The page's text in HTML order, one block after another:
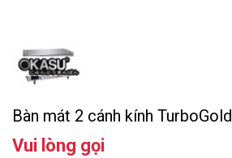
Bàn mát 2 cánh kính
Vui lòng gọi